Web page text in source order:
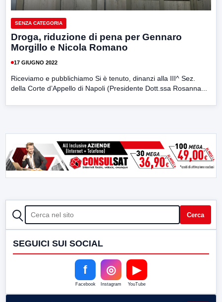
SENZA CATEGORIA
Droga, riduzione di pena per Gennaro
Morgillo e Nicola Romano
17 GIUGNO 2022
Riceviamo e pubblichiamo Si è tenuto, dinanzi alla III^ Sez.
della Corte d’Appello di Napoli (Presidente Dott.ssa Rosanna...
CERCA Cerca
SEGUICI SUI SOCIAL
f
Facebook
◎
Instagram
▶
YouTube